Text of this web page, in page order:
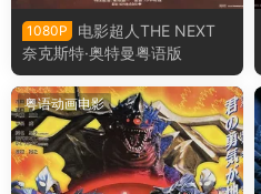
1080P
电影超人THE NEXT
奈克斯特·奥特曼粤语版
粤语动画电影